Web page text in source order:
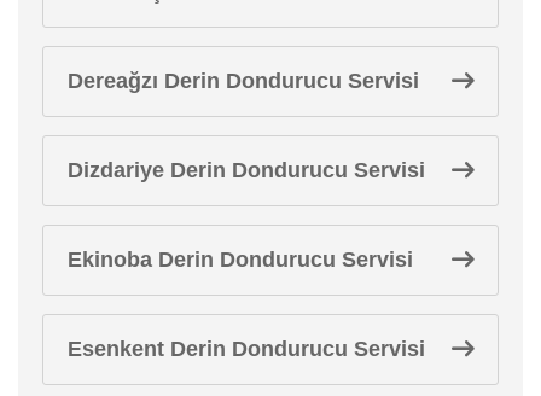
Dereağzı Derin Dondurucu Servisi
Dizdariye Derin Dondurucu Servisi
Ekinoba Derin Dondurucu Servisi
Esenkent Derin Dondurucu Servisi